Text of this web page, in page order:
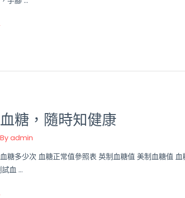
糖，隨時知健康
admin
糖多少次 血糖正常值參照表 英制血糖值 美制血糖值
血 …